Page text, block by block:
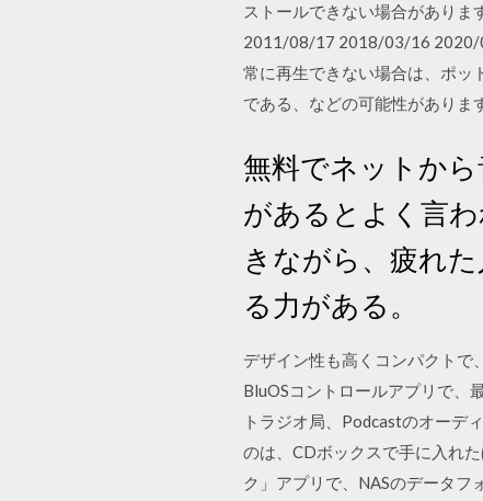
ストールできない場合がありま
2011/08/17 2018/03/16 2020/
常に再生できない場合は、ポッ
である、などの可能性がありま
無料でネットか
があるとよく言
きながら、疲れ
る力がある。
デザイン性も高くコンパクトで
BluOSコントロールアプリで、
トラジオ局、Podcastのオーデ
のは、CDボックスで手に入れ
ク」アプリで、NASのデータ